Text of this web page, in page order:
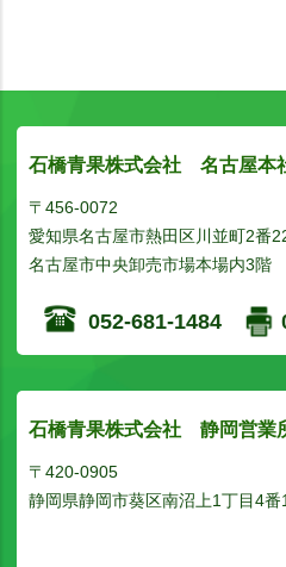
石橋青果株式会社 名古屋本
〒456-0072
愛知県名古屋市熱田区川並町2番
名古屋市中央卸売市場本場内3階
052-681-1484
石橋青果株式会社 静岡営業
〒420-0905
静岡県静岡市葵区南沼上1丁目4番